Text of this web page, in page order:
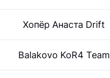
Хопёр Анаста Drift
Balakovo KoR4 Team